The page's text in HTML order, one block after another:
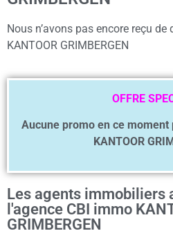
Nous n’avons pas encore reçu
KANTOOR GRIMBERGEN
OFFRE
Aucune promo en ce moment
KANTOOR
Les agents immobiliers
l'agence CBI immo
GRIMBERGEN